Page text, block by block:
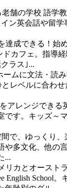
舗の学校 語学
ン英会話や留
達成できる！始
カフェ。指導
ラス｣...
ムに文法・読
レベルに合わ
アレンジできる
す。キッズ
で、ゆっくり
多文化、他の
...
リカとオースト
School